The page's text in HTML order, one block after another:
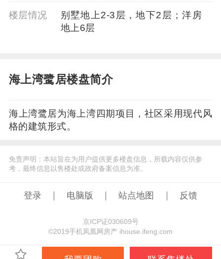
楼层情况
别墅地上2-3层，地下2层；洋房
地上6层
海上湾鹭居楼盘简介
海上湾鹭居为海上湾四期项目，社区采用现代风
格的建筑形式。
免责声明：本站旨在为用户提供更多楼盘信息，所载内容仅供参
考，最终信息以售楼处或政府备案信息为准。
登录 电脑版 站点地图 反馈
京ICP证030609号
©️2019手机凤凰网房产 ihouse.ifeng.com